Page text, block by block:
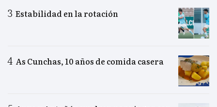
Estabilidad en la rotación
As Cunchas, 10 años de comida casera